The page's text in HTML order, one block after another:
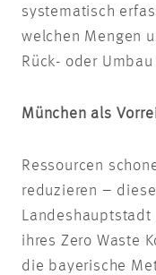
systematisch
welchen Mengen
Rück- oder
München als
Ressourcen
reduzieren –
Landeshauptstadt
ihres Zero Waste
die bayerische